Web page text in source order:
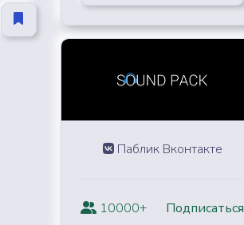
Паблик Вконтакте
10000+ Подписаться